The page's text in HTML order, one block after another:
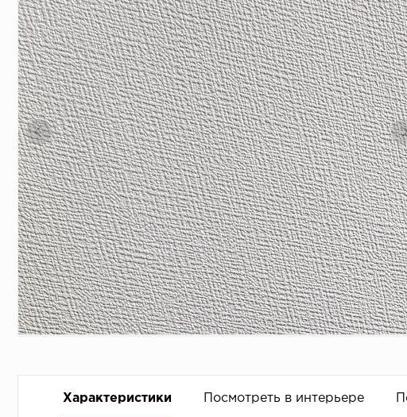
Характеристики Посмотреть в интерьере